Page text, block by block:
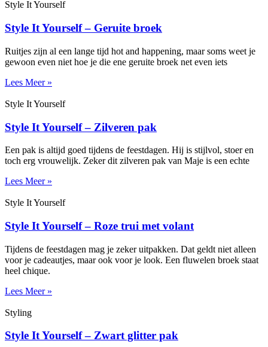
Style It Yourself
Style It Yourself – Geruite broek
Ruitjes zijn al een lange tijd hot and happening, maar soms weet je
gewoon even niet hoe je die ene geruite broek net even iets
Lees Meer »
Style It Yourself
Style It Yourself – Zilveren pak
Een pak is altijd goed tijdens de feestdagen. Hij is stijlvol, stoer en
toch erg vrouwelijk. Zeker dit zilveren pak van Maje is een echte
Lees Meer »
Style It Yourself
Style It Yourself – Roze trui met volant
Tijdens de feestdagen mag je zeker uitpakken. Dat geldt niet alleen
voor je cadeautjes, maar ook voor je look. Een fluwelen broek staat
heel chique.
Lees Meer »
Styling
Style It Yourself – Zwart glitter pak